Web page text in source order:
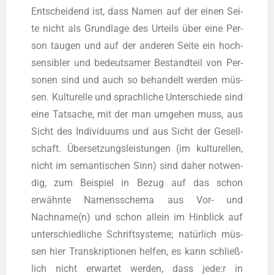
Ent­schei­dend ist, dass Namen auf der einen Sei­
te nicht als Grund­la­ge des Urteils über eine Per­
son tau­gen und auf der ande­ren Sei­te ein hoch­
sen­si­bler und bedeut­sa­mer Bestand­teil von Per­
so­nen sind und auch so behan­delt wer­den müs­
sen. Kul­tu­rel­le und sprach­li­che Unter­schie­de sind
eine Tat­sa­che, mit der man umge­hen muss, aus
Sicht des Indi­vi­du­ums und aus Sicht der Gesell­
schaft. Über­set­zungs­leis­tun­gen (im kul­tu­rel­len,
nicht im seman­ti­schen Sinn) sind daher not­wen­
dig, zum Bei­spiel in Bezug auf das schon
erwähn­te Namens­sche­ma aus Vor- und
Nachname(n) und schon allein im Hin­blick auf
unter­schied­li­che Schrift­sys­te­me; natür­lich müs­
sen hier Tran­skrip­tio­nen hel­fen, es kann schließ­
lich nicht erwar­tet wer­den, dass jede:r in